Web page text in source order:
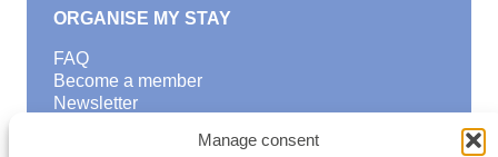
Manage consent
ORGANISE MY STAY
FAQ
Become a member
Newsletter